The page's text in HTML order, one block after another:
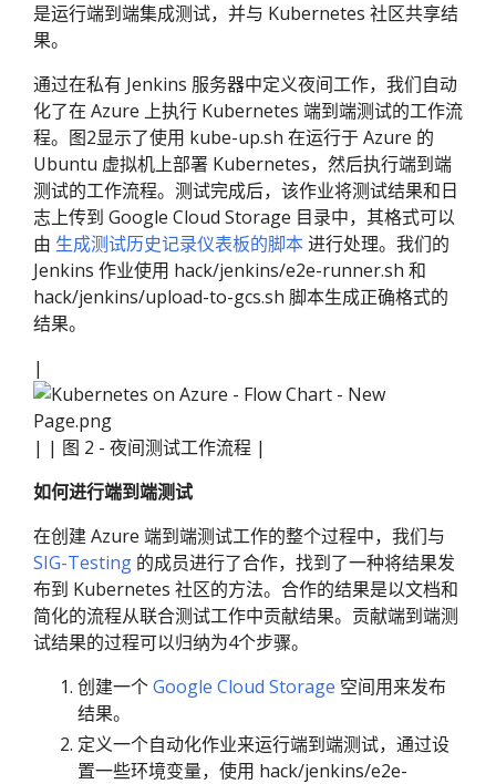
是运行端到端集成测试，并与 Kubernetes 社区共享结
果。
通过在私有 Jenkins 服务器中定义夜间工作，我们自动
化了在 Azure 上执行 Kubernetes 端到端测试的工作流
程。图2显示了使用 kube-up.sh 在运行于 Azure 的
Ubuntu 虚拟机上部署 Kubernetes，然后执行端到端
测试的工作流程。测试完成后，该作业将测试结果和日
志上传到 Google Cloud Storage 目录中，其格式可以
由 生成测试历史记录仪表板的脚本进行处理。我们的
Jenkins 作业使用 hack/jenkins/e2e-runner.sh 和
hack/jenkins/upload-to-gcs.sh 脚本生成正确格式的
结果。
|
| | 图 2 - 夜间测试工作流程 |
如何进行端到端测试
在创建 Azure 端到端测试工作的整个过程中，我们与
SIG-Testing 的成员进行了合作，找到了一种将结果发
布到 Kubernetes 社区的方法。合作的结果是以文档和
简化的流程从联合测试工作中贡献结果。贡献端到端测
试结果的过程可以归纳为4个步骤。
创建一个Google Cloud Storage 空间用来发布
结果。
定义一个自动化作业来运行端到端测试，通过设
置一些环境变量，使用 hack/jenkins/e2e-